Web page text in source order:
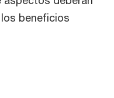
beneficios